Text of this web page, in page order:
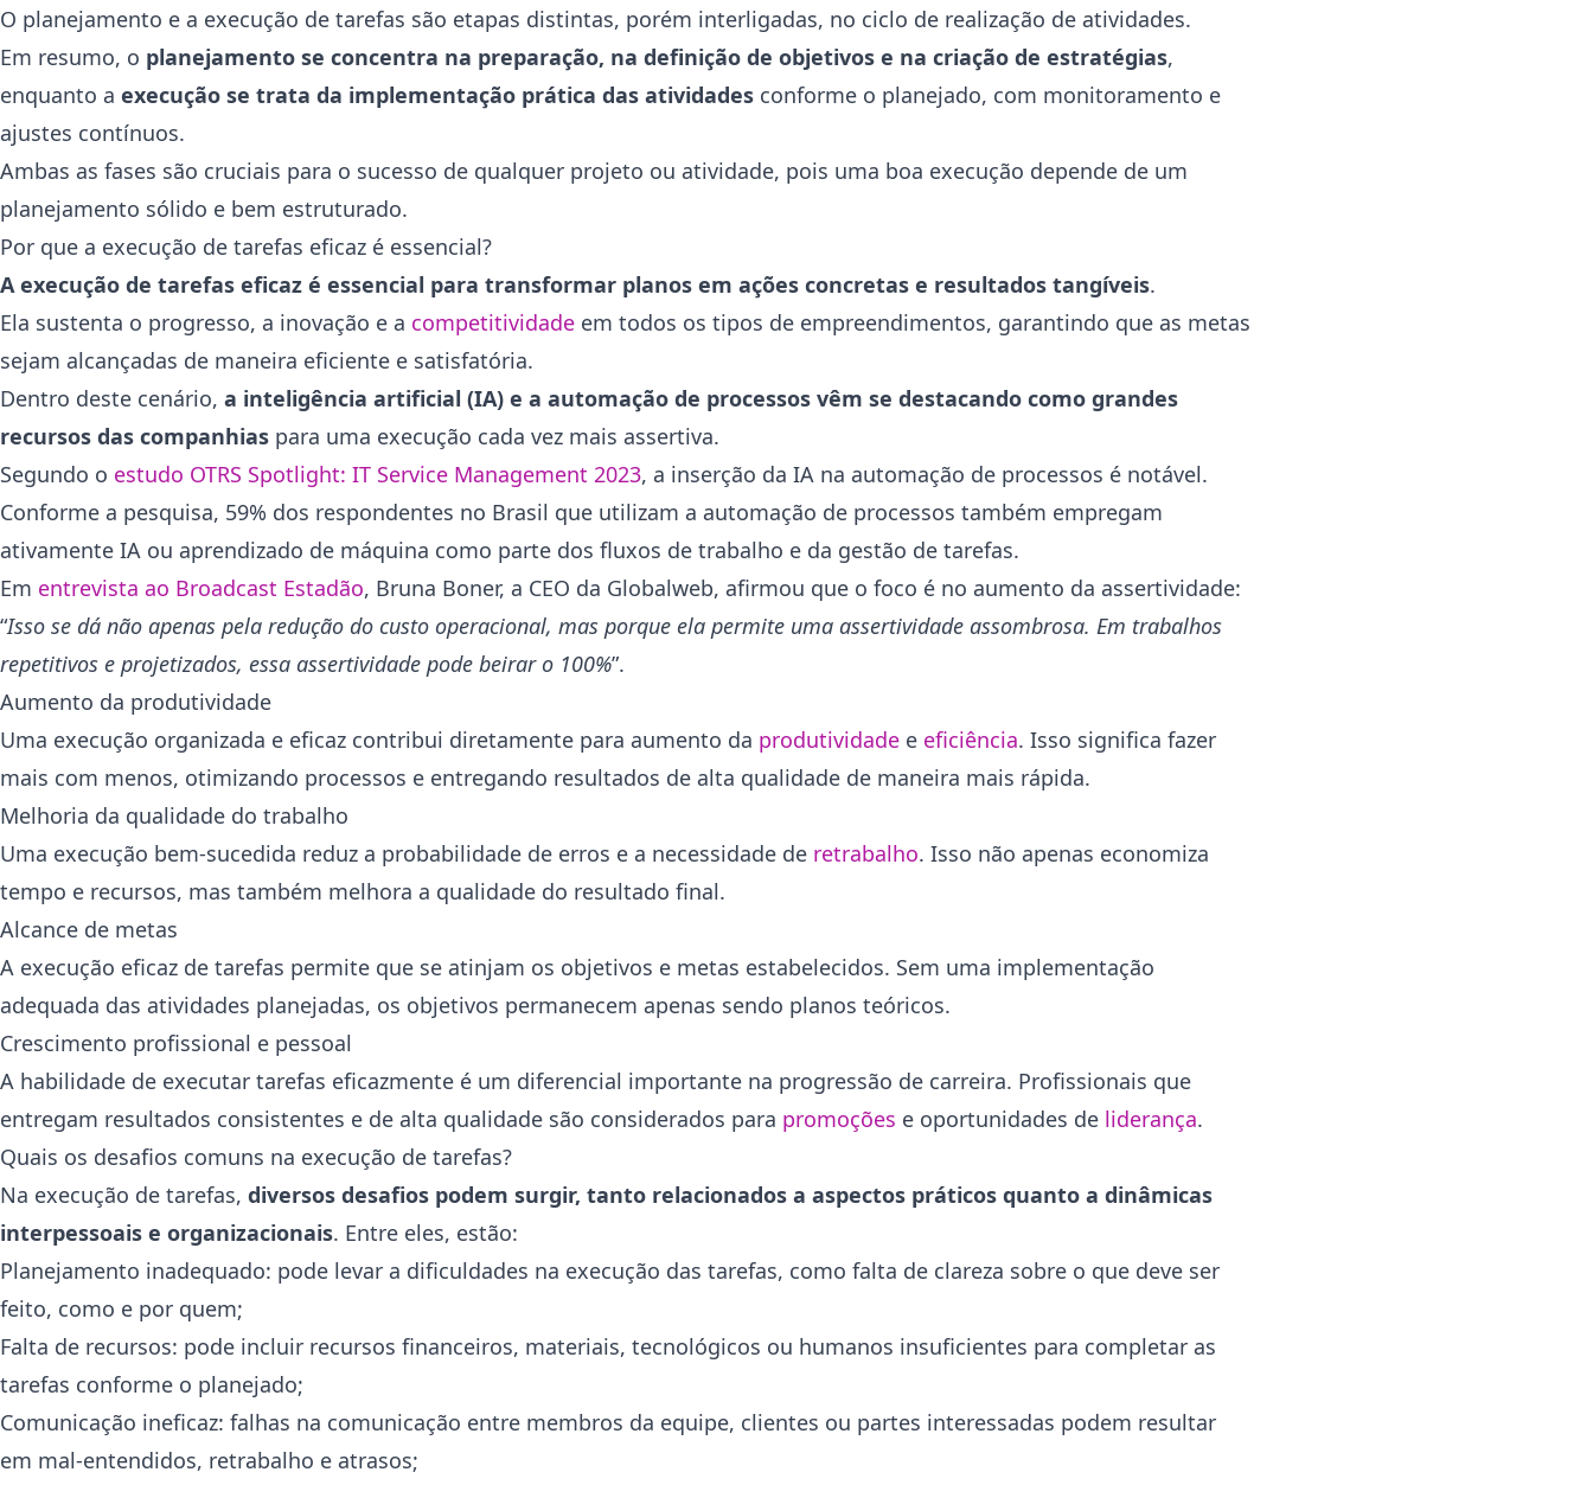
O planejamento e a execução de tarefas são etapas distintas, porém interligadas, no ciclo de realização de atividades.
Em resumo, o planejamento se concentra na preparação, na definição de objetivos e na criação de estratégias,
enquanto a execução se trata da implementação prática das atividades conforme o planejado, com monitoramento e
ajustes contínuos.
Ambas as fases são cruciais para o sucesso de qualquer projeto ou atividade, pois uma boa execução depende de um
planejamento sólido e bem estruturado.
Por que a execução de tarefas eficaz é essencial?
A execução de tarefas eficaz é essencial para transformar planos em ações concretas e resultados tangíveis.
Ela sustenta o progresso, a inovação e a competitividade em todos os tipos de empreendimentos, garantindo que as metas
sejam alcançadas de maneira eficiente e satisfatória.
Dentro deste cenário, a inteligência artificial (IA) e a automação de processos vêm se destacando como grandes
recursos das companhias para uma execução cada vez mais assertiva.
Segundo o estudo OTRS Spotlight: IT Service Management 2023, a inserção da IA na automação de processos é notável.
Conforme a pesquisa, 59% dos respondentes no Brasil que utilizam a automação de processos também empregam
ativamente IA ou aprendizado de máquina como parte dos fluxos de trabalho e da gestão de tarefas.
Em entrevista ao Broadcast Estadão, Bruna Boner, a CEO da Globalweb, afirmou que o foco é no aumento da assertividade:
“Isso se dá não apenas pela redução do custo operacional, mas porque ela permite uma assertividade assombrosa. Em trabalhos
repetitivos e projetizados, essa assertividade pode beirar o 100%”.
Aumento da produtividade
Uma execução organizada e eficaz contribui diretamente para aumento da produtividade e eficiência. Isso significa fazer
mais com menos, otimizando processos e entregando resultados de alta qualidade de maneira mais rápida.
Melhoria da qualidade do trabalho
Uma execução bem-sucedida reduz a probabilidade de erros e a necessidade de retrabalho. Isso não apenas economiza
tempo e recursos, mas também melhora a qualidade do resultado final.
Alcance de metas
A execução eficaz de tarefas permite que se atinjam os objetivos e metas estabelecidos. Sem uma implementação
adequada das atividades planejadas, os objetivos permanecem apenas sendo planos teóricos.
Crescimento profissional e pessoal
A habilidade de executar tarefas eficazmente é um diferencial importante na progressão de carreira. Profissionais que
entregam resultados consistentes e de alta qualidade são considerados para promoções e oportunidades de liderança.
Quais os desafios comuns na execução de tarefas?
Na execução de tarefas, diversos desafios podem surgir, tanto relacionados a aspectos práticos quanto a dinâmicas
interpessoais e organizacionais. Entre eles, estão:
Planejamento inadequado: pode levar a dificuldades na execução das tarefas, como falta de clareza sobre o que deve ser
feito, como e por quem;
Falta de recursos: pode incluir recursos financeiros, materiais, tecnológicos ou humanos insuficientes para completar as
tarefas conforme o planejado;
Comunicação ineficaz: falhas na comunicação entre membros da equipe, clientes ou partes interessadas podem resultar
em mal-entendidos, retrabalho e atrasos;